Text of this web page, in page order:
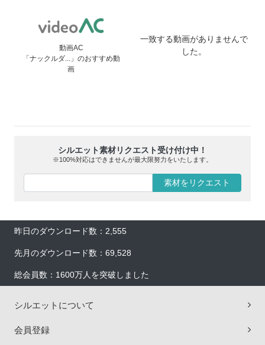
動画AC
「ナックルダ...」のおすすめ動
画
一致する動画がありませんで
した。
シルエット素材リクエスト受け付け中！
※100%対応はできませんが最大限努力をいたします。
素材をリクエスト
昨日のダウンロード数：2,555
先月のダウンロード数：69,528
総会員数：1600万人を突破しました
シルエットについて
会員登録